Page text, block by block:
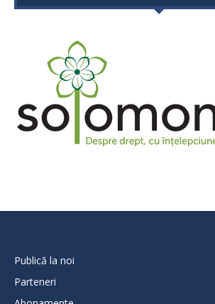
Publică la noi
Parteneri